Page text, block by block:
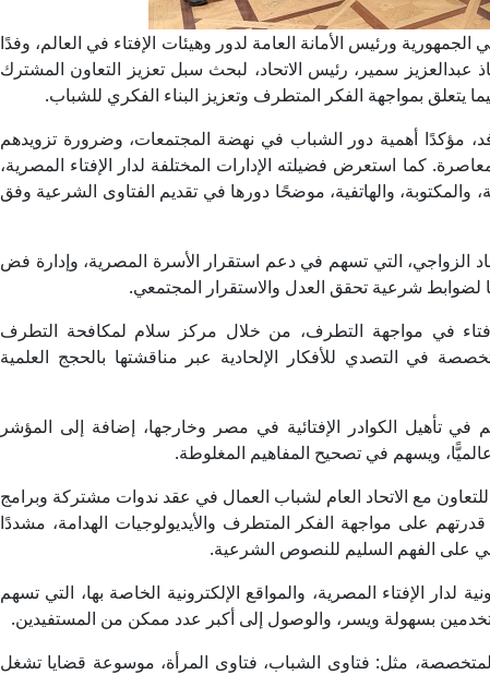
ورئيس الأمانة العامة لدور وهيئات الإفتاء في العالم، وفدًا
عبدالعزيز سمير، رئيس الاتحاد، لبحث سبل تعزيز التعاون المشترك
يتعلق بمواجهة الفكر المتطرف وتعزيز البناء الفكري للشباب.
مؤكدًا أهمية دور الشباب في نهضة المجتمعات، وضرورة تزويدهم
كما استعرض فضيلته الإدارات المختلفة لدار الإفتاء المصرية،
والمكتوبة، والهاتفية، موضحًا دورها في تقديم الفتاوى الشرعية وفق
الزواجي، التي تسهم في دعم استقرار الأسرة المصرية، وإدارة فض
لضوابط شرعية تحقق العدل والاستقرار المجتمعي.
في مواجهة التطرف، من خلال مركز سلام لمكافحة التطرف
في التصدي للأفكار الإلحادية عبر مناقشتها بالحجج العلمية
في تأهيل الكوادر الإفتائية في مصر وخارجها، إضافة إلى المؤشر
ويسهم في تصحيح المفاهيم المغلوطة.
مع الاتحاد العام لشباب العمال في عقد ندوات مشتركة وبرامج
على مواجهة الفكر المتطرف والأيديولوجيات الهدامة، مشددًا
على الفهم السليم للنصوص الشرعية.
لدار الإفتاء المصرية، والمواقع الإلكترونية الخاصة بها، التي تسهم
بسهولة ويسر، والوصول إلى أكبر عدد ممكن من المستفيدين.
مثل: فتاوى الشباب، فتاوى المرأة، موسوعة قضايا تشغل